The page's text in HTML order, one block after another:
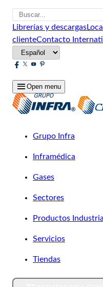
Librerías y descargas
clienteContacto
Open menu
Grupo Infra
Inframédica
Gases
Sectores
Productos
Servicios
Tiendas